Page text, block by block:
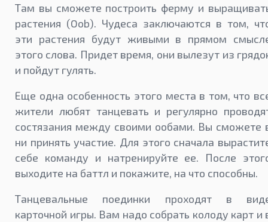
Там вы сможете построить ферму и
растения (Oob). Чудеса заключаются в том,
эти растения будут живыми в прямом
этого слова. Придет время, они вылезут из
и пойдут гулять.
Еще одна особенность этого места в том, что
жители любят танцевать и регулярно
состязания между своими ообами. Вы сможете
ни принять участие. Для этого сначала
себе команду и натренируйте ее. После
выходите на баттл и покажите, на что способны.
Танцевальные поединки проходят в
карточной игры. Вам надо собрать колоду карт и